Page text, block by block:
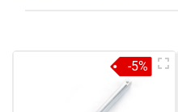
-5%